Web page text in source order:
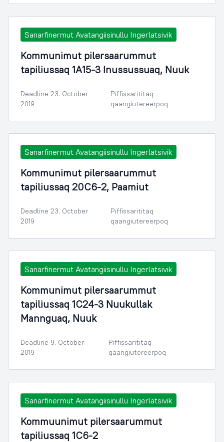
Sanarfinermut Avatangiisinullu Ingerlatsivik
Kommunimut pilersaarummut
tapiliussaq 1A15-3 Inussussuaq, Nuuk
Deadline 23. October
2019
Piffissarititaq
qaangiutereerpoq
Sanarfinermut Avatangiisinullu Ingerlatsivik
Kommunimut pilersaarummut
tapiliussaq 20C6-2, Paamiut
Deadline 23. October
2019
Piffissarititaq
qaangiutereerpoq
Sanarfinermut Avatangiisinullu Ingerlatsivik
Kommunimut pilersaarummut
tapiliussaq 1C24-3 Nuukullak
Mannguaq, Nuuk
Deadline 9. October
2019
Piffissarititaq
qaangiutereerpoq
Sanarfinermut Avatangiisinullu Ingerlatsivik
Kommuunimut pilersaarummut
tapiliussaq 1C6-2